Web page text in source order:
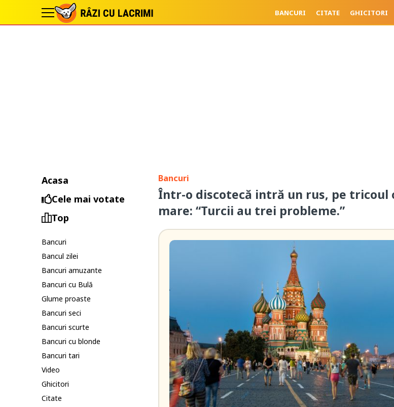
BANCURI CITATE GHICITORI
Acasa
Cele mai votate
Top
Bancuri
Bancul zilei
Bancuri amuzante
Bancuri cu Bulă
Glume proaste
Bancuri seci
Bancuri scurte
Bancuri cu blonde
Bancuri tari
Video
Ghicitori
Citate
Bancuri
Într-o discotecă intră un rus, pe tricoul
mare: “Turcii au trei probleme.”